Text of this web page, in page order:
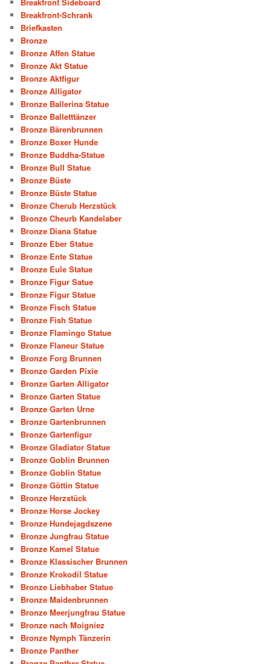
Breakfront-Schrank
Briefkasten
Bronze
Bronze Affen Statue
Bronze Akt Statue
Bronze Aktfigur
Bronze Alligator
Bronze Ballerina Statue
Bronze Balletttänzer
Bronze Bärenbrunnen
Bronze Boxer Hunde
Bronze Buddha-Statue
Bronze Bull Statue
Bronze Büste
Bronze Büste Statue
Bronze Cherub Herzstück
Bronze Cheurb Kandelaber
Bronze Diana Statue
Bronze Eber Statue
Bronze Ente Statue
Bronze Eule Statue
Bronze Figur Satue
Bronze Figur Statue
Bronze Fisch Statue
Bronze Fish Statue
Bronze Flamingo Statue
Bronze Flaneur Statue
Bronze Forg Brunnen
Bronze Garden Pixie
Bronze Garten Alligator
Bronze Garten Statue
Bronze Garten Urne
Bronze Gartenbrunnen
Bronze Gartenfigur
Bronze Gladiator Statue
Bronze Goblin Brunnen
Bronze Goblin Statue
Bronze Göttin Statue
Bronze Herzstück
Bronze Horse Jockey
Bronze Hundejagdszene
Bronze Jungfrau Statue
Bronze Kamel Statue
Bronze Klassischer Brunnen
Bronze Krokodil Statue
Bronze Liebhaber Statue
Bronze Maidenbrunnen
Bronze Meerjungfrau Statue
Bronze nach Moigniez
Bronze Nymph Tänzerin
Bronze Panther